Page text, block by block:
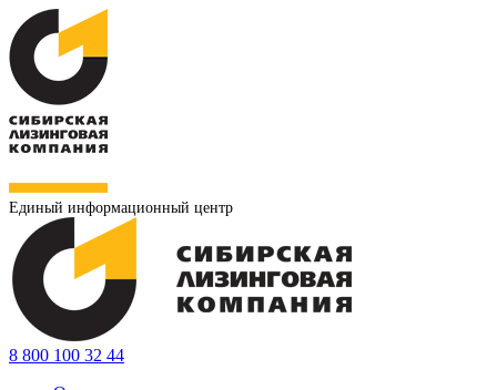
Единый информационный центр
8 800 100 32 44